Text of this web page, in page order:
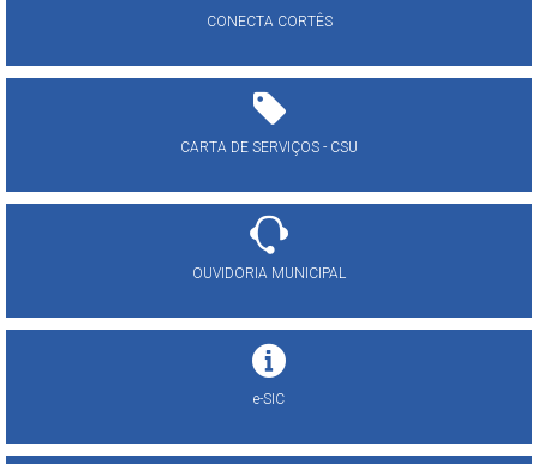
CONECTA CORTÊS
CARTA DE SERVIÇOS - CSU
OUVIDORIA MUNICIPAL
e-SIC